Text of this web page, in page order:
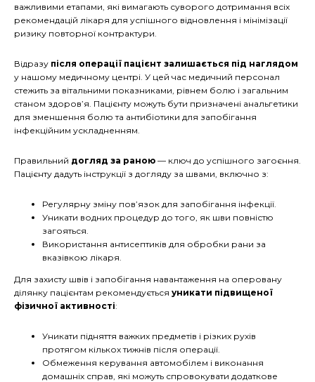
важливими етапами, які вимагають суворого дотримання всіх
рекомендацій лікаря для успішного відновлення і мінімізації
ризику повторної контрактури.
Відразу після операції пацієнт залишається під наглядом
у нашому медичному центрі. У цей час медичний персонал
стежить за вітальними показниками, рівнем болю і загальним
станом здоров’я. Пацієнту можуть бути призначені анальгетики
для зменшення болю та антибіотики для запобігання
інфекційним ускладненням.
Правильний догляд за раною — ключ до успішного загоєння.
Пацієнту дадуть інструкції з догляду за швами, включно з:
Регулярну зміну пов’язок для запобігання інфекції.
Уникати водних процедур до того, як шви повністю
загояться.
Використання антисептиків для обробки рани за
вказівкою лікаря.
Для захисту швів і запобігання навантаження на оперовану
ділянку пацієнтам рекомендується уникати підвищеної
фізичної активності:
Уникати підняття важких предметів і різких рухів
протягом кількох тижнів після операції.
Обмеження керування автомобілем і виконання
домашніх справ, які можуть спровокувати додаткове